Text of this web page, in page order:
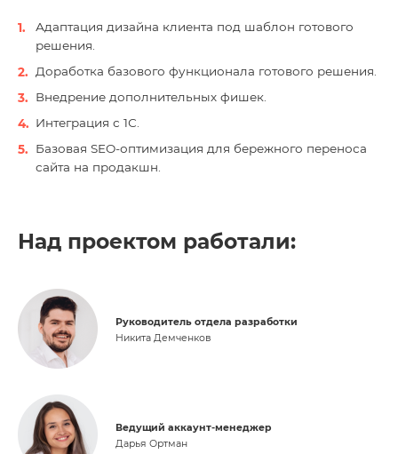
Адаптация дизайна клиента под шаблон готового
решения.
Доработка базового функционала готового решения.
Внедрение дополнительных фишек.
Интеграция с 1С.
Базовая SEO-оптимизация для бережного переноса
сайта на продакшн.
Над проектом работали:
Руководитель отдела разработки
Никита Демченков
Ведущий аккаунт-менеджер
Дарья Ортман